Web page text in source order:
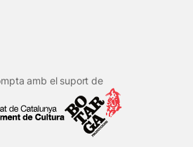
amb el suport de